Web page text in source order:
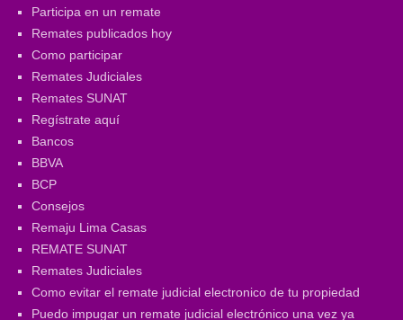
Participa en un remate
Remates publicados hoy
Como participar
Remates Judiciales
Remates SUNAT
Regístrate aquí
Bancos
BBVA
BCP
Consejos
Remaju Lima Casas
REMATE SUNAT
Remates Judiciales
Como evitar el remate judicial electronico de tu propiedad
Puedo impugar un remate judicial electrónico una vez ya